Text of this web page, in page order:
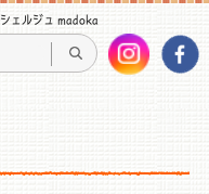
ェルジュ madoka